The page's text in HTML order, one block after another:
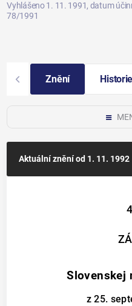
Vyhlášeno 1. 11. 1991, datum
78/1991
Znění Historie
Aktuální zněníod 1. 11. 1992
Slovenskej
z 25.